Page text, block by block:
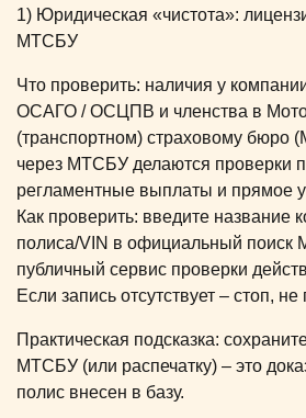
1) Юридическая «чистота»:
МТСБУ
Что проверить: наличия у
ОСАГО / ОСЦПВ и членства в
(транспортном) страховому
через МТСБУ делаются проверки
регламентные выплаты и прямое
Как проверить: введите название
полиса/VIN в официальный поиск
публичный сервис проверки
Если запись отсутствует – стоп, не
Практическая подсказка:
МТСБУ (или распечатку) – это
полис внесен в базу.